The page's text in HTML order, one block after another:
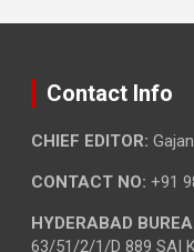
Contact Info
CHIEF EDITOR:
CONTACT NO: +91
HYDERABAD
63/51/2/1/D 889 SAI